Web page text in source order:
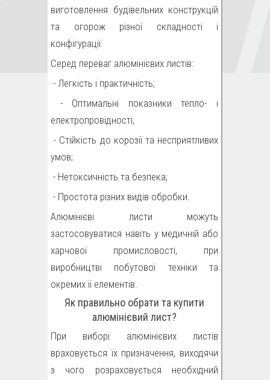
виготовлення будівельних конструкцій
та огорож різної складності і
конфігурації.
Серед переваг алюмінієвих листів:
- Легкість і практичність;
- Оптимальні показники тепло- і
електропровідності;
- Стійкість до корозії та несприятливих
умов;
- Нетоксичність та безпека;
- Простота різних видів обробки.
Алюмінієві листи можуть
застосовуватися навіть у медичній або
харчової промисловості, при
виробництві побутової техніки та
окремих її елементів.
Як правильно обрати та купити
алюмінієвий лист?
При виборі алюмінієвих листів
враховується їх призначення, виходячи
з чого розраховується необхідний